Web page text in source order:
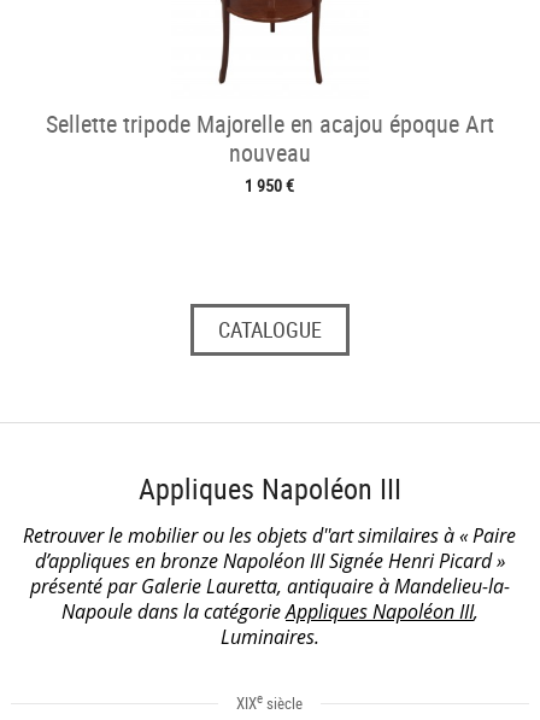
Sellette tripode Majorelle en acajou époque Art
nouveau
1 950 €
CATALOGUE
Appliques Napoléon III
Retrouver le mobilier ou les objets d''art similaires à « Paire
d’appliques en bronze Napoléon III Signée Henri Picard »
présenté par Galerie Lauretta, antiquaire à Mandelieu-la-
Napoule dans la catégorieAppliques Napoléon III,
Luminaires.
XIXe siècle